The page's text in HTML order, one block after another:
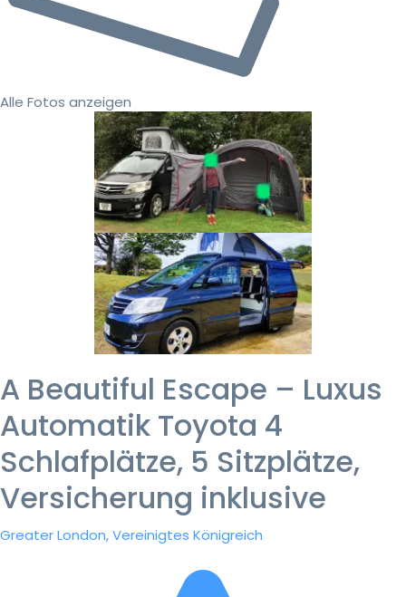
Alle Fotos anzeigen
A Beautiful Escape – Luxus
Automatik Toyota 4
Schlafplätze, 5 Sitzplätze,
Versicherung inklusive
Greater London, Vereinigtes Königreich